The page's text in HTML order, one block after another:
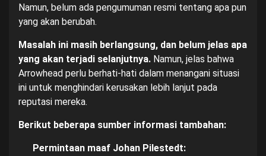
Namun, belum ada pengumuman resmi tentang apa pun
yang akan berubah.
Masalah ini masih berlangsung, dan belum jelas apa
yang akan terjadi selanjutnya. Namun, jelas bahwa
Arrowhead perlu berhati-hati dalam menangani situasi
ini untuk menghindari kerusakan lebih lanjut pada
reputasi mereka.
Berikut beberapa sumber informasi tambahan:
Permintaan maaf Johan Pilestedt: